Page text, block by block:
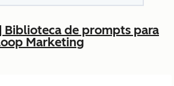
Biblioteca de prompts para
Marketing